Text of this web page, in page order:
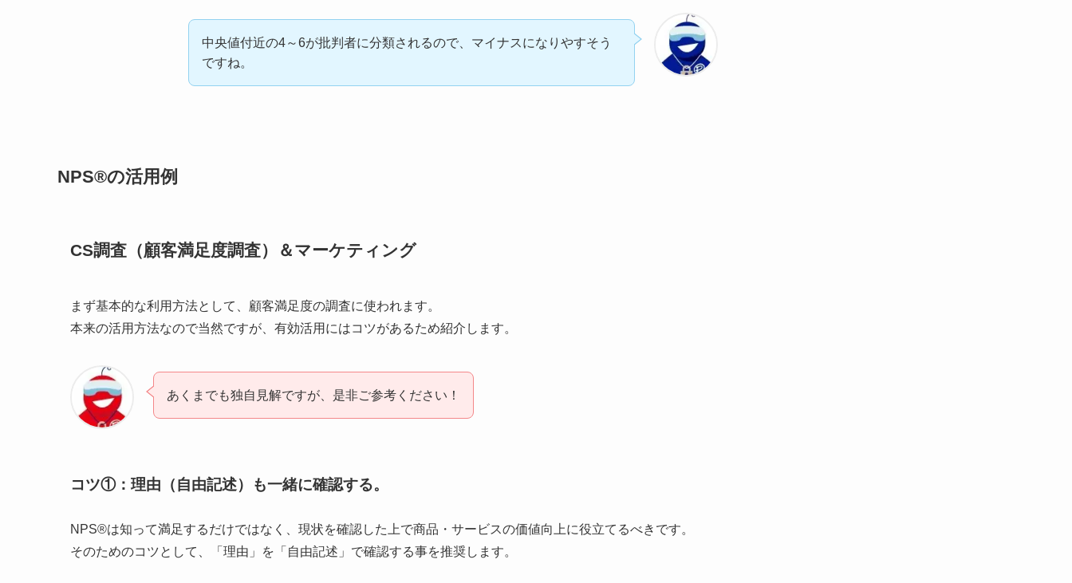
中央値付近の4～6が批判者に分類されるので、マイナスになりやすそう
ですね。
NPS®の活用例
CS調査（顧客満足度調査）＆マーケティング
まず基本的な利用方法として、顧客満足度の調査に使われます。
本来の活用方法なので当然ですが、有効活用にはコツがあるため紹介します。
あくまでも独自見解ですが、是非ご参考ください！
コツ①：理由（自由記述）も一緒に確認する。
NPS®は知って満足するだけではなく、現状を確認した上で商品・サービスの価値向上に役立てるべきです。
そのためのコツとして、
「理由」を「自由記述」で確認する事を推奨します。